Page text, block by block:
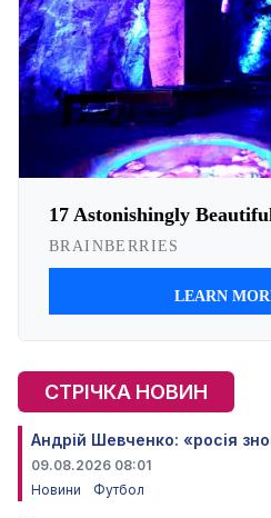
СТРІЧКА НОВИН
Андрій Шевченко: «росія
09.08.2026 08:01
Новини
Футбол